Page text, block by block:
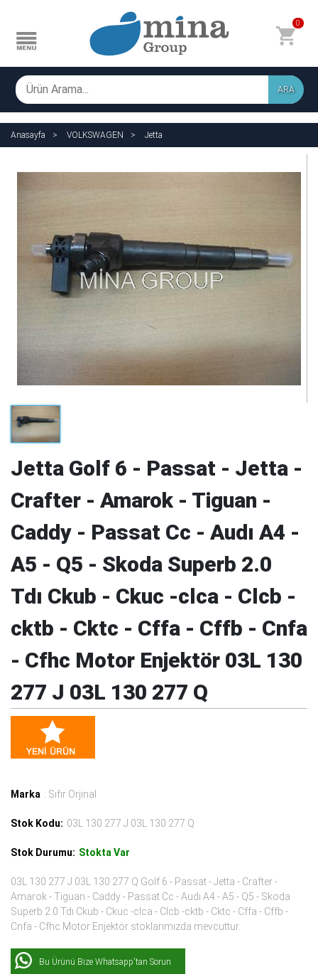
0
ARA
Anasayfa VOLKSWAGEN Jetta
Jetta Golf 6 - Passat - Jetta -
Crafter - Amarok - Tiguan -
Caddy - Passat Cc - Audı A4 -
A5 - Q5 - Skoda Superb 2.0
Tdı Ckub - Ckuc -clca - Clcb -
cktb - Cktc - Cffa - Cffb - Cnfa
- Cfhc Motor Enjektör 03L 130
277 J 03L 130 277 Q
Marka : Sıfır Orjinal
Stok Kodu: 03L 130 277 J 03L 130 277 Q
Stok Durumu: Stokta Var
03L 130 277 J 03L 130 277 Q Golf 6 - Passat - Jetta - Crafter -
Amarok - Tiguan - Caddy - Passat Cc - Audı A4 - A5 - Q5 - Skoda
Superb 2.0 Tdı Ckub - Ckuc -clca - Clcb -cktb - Cktc - Cffa - Cffb -
Cnfa - Cfhc Motor Enjektör stoklarımızda mevcuttur.
Bu Ürünü Bize Whatsapp'tan Sorun